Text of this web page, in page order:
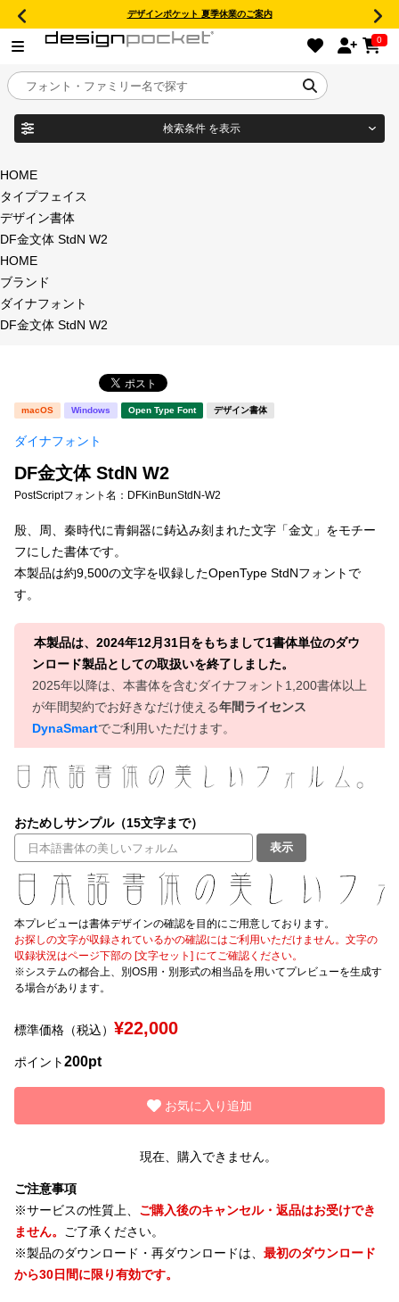
デザインポケット 夏季休業のご案内
0
目的別フォントガイド
特集
年間ライセンス商品
新着一覧
マイページ
お気に入り
ご利用ガイド
よくあるご質問
お問い合わせ
検索条件 を表示
商品名
フォント形式
タイプフェイス
明朝体
角ゴシック
宋朝体
教科書体 行書体
草書体
すべてを表示
太さ・ウェイト
セット or 単体
文字種類
価格帯
〜
HOME
タイプフェイス
デザイン書体
DF金文体 StdN W2
HOME
ブランド
ダイナフォント
DF金文体 StdN W2
macOS Windows Open Type Font デザイン書体
ダイナフォント
DF金文体 StdN W2
PostScriptフォント名： DFKinBunStdN-W2
殷、周、秦時代に青銅器に鋳込み刻まれた文字「金文」をモチー
フにした書体です。
本製品は約9,500の文字を収録したOpenType StdNフォントで
す。
本製品は、2024年12月31日をもちまして1書体単位のダウ
ンロード製品としての取扱いを終了しました。
2025年以降は、本書体を含むダイナフォント1,200書体以上
が年間契約でお好きなだけ使える年間ライセンス
DynaSmartでご利用いただけます。
おためしサンプル（15文字まで）
表示
本プレビューは書体デザインの確認を目的にご用意しております。
お探しの文字が収録されているかの確認にはご利用いただけません。文字の
収録状況はページ下部の [文字セット] にてご確認ください。
※システムの都合上、別OS用・別形式の相当品を用いてプレビューを生成す
る場合があります。
標準価格（税込） ¥22,000
ポイント200pt
お気に入り追加
現在、購入できません。
ご注意事項
※サービスの性質上、 ご購入後のキャンセル・返品はお受けでき
ません。 ご了承ください。
※製品のダウンロード・再ダウンロードは、 最初のダウンロード
から30日間に限り有効です。